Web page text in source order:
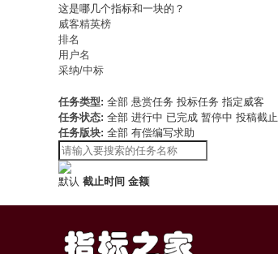
这是哪几个指标和一块的？
威客精英榜
排名
用户名
采纳/中标
任务类型: 全部 悬赏任务 投标任务 指定威客
任务状态: 全部 进行中 已完成 暂停中 投稿截止
任务版块: 全部 有偿编写求助
默认 截止时间 金额